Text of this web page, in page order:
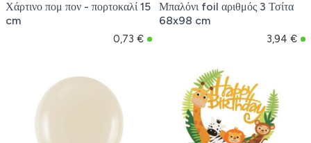
Χάρτινο πομ πον - πορτοκαλί 15
cm
0,73 €
Μπαλόνι foil αριθμός 3 Τσίτα
68x98 cm
3,94 €